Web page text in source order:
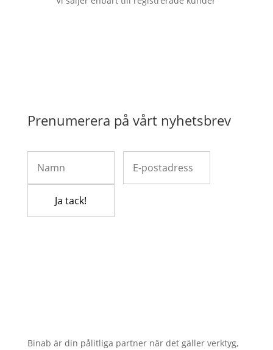
Prenumerera på vårt nyhetsbrev
Binab är din pålitliga partner när det gäller verktyg,